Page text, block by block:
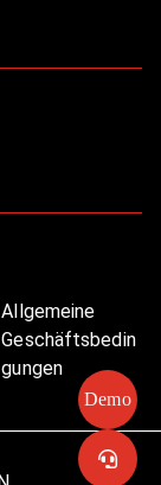
Allgemeine
Geschäftsbedin
gungen
Demo